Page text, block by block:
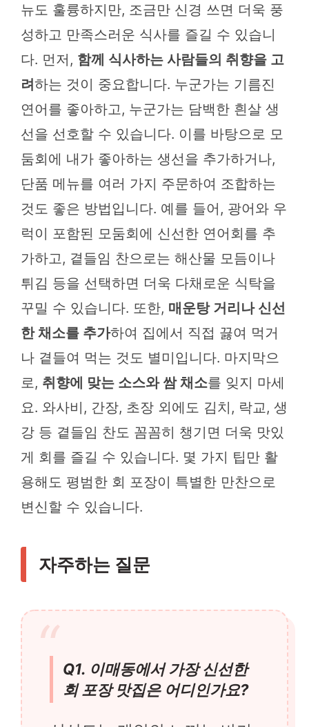
뉴도 훌륭하지만, 조금만 신경 쓰면 더욱 풍
성하고 만족스러운 식사를 즐길 수 있습니
다. 먼저, 함께 식사하는 사람들의 취향을 고
려하는 것이 중요합니다. 누군가는 기름진
연어를 좋아하고, 누군가는 담백한 흰살 생
선을 선호할 수 있습니다. 이를 바탕으로 모
둠회에 내가 좋아하는 생선을 추가하거나,
단품 메뉴를 여러 가지 주문하여 조합하는
것도 좋은 방법입니다. 예를 들어, 광어와 우
럭이 포함된 모둠회에 신선한 연어회를 추
가하고, 곁들임 찬으로는 해산물 모듬이나
튀김 등을 선택하면 더욱 다채로운 식탁을
꾸밀 수 있습니다. 또한, 매운탕 거리나 신선
한 채소를 추가하여 집에서 직접 끓여 먹거
나 곁들여 먹는 것도 별미입니다. 마지막으
로, 취향에 맞는 소스와 쌈 채소를 잊지 마세
요. 와사비, 간장, 초장 외에도 김치, 락교, 생
강 등 곁들임 찬도 꼼꼼히 챙기면 더욱 맛있
게 회를 즐길 수 있습니다. 몇 가지 팁만 활
용해도 평범한 회 포장이 특별한 만찬으로
변신할 수 있습니다.
자주하는 질문
Q1. 이매동에서 가장 신선한
회 포장 맛집은 어디인가요?